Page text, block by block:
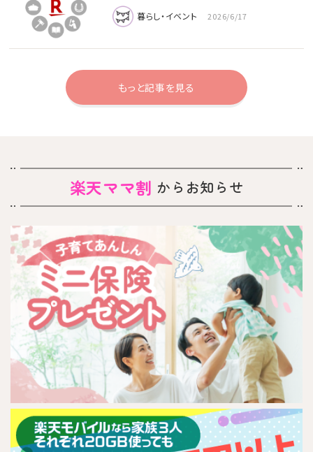
暮らし・イベント 2026/6/17
もっと記事を見る
楽天ママ割 からお知らせ